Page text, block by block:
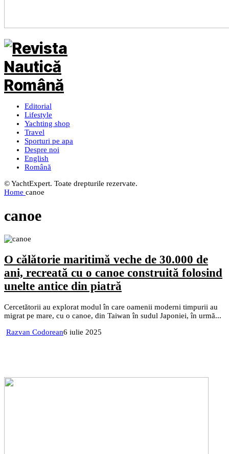
Editorial
Lifestyle
Yachting shop
Travel
Sporturi pe apa
Despre noi
English
Română
© YachtExpert. Toate drepturile rezervate.
Home canoe
canoe
O călătorie maritimă veche de 30.000 de
ani, recreată cu o canoe construită folosind
unelte antice din piatră
Cercetătorii au explorat modul în care oamenii moderni timpurii au
migrat pe mare, cu o canoe, din Taiwan în sudul Japoniei, în urmă...
Razvan Codorean6 iulie 2025